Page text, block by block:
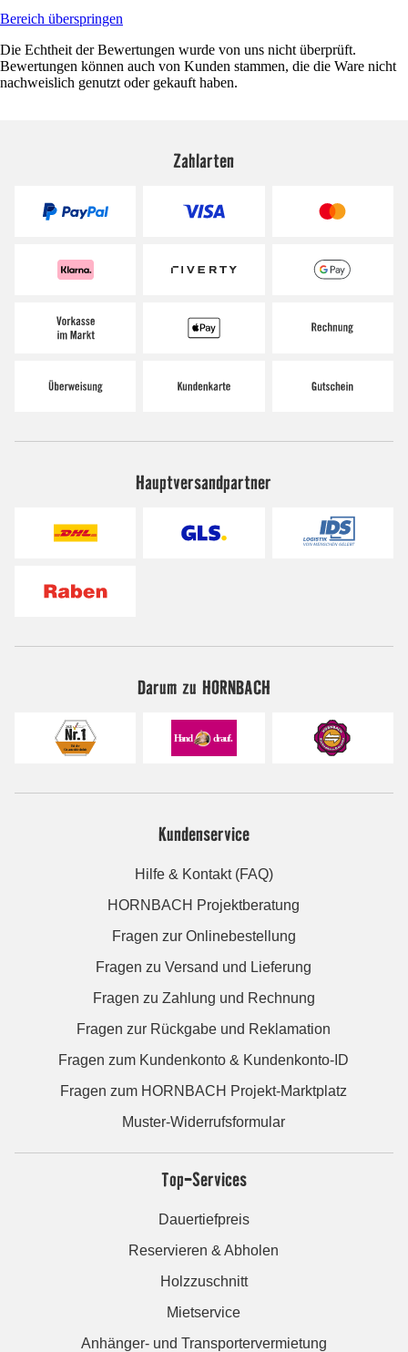
Bereich überspringen
Die Echtheit der Bewertungen wurde von uns nicht überprüft.
Bewertungen können auch von Kunden stammen, die die Ware nicht
nachweislich genutzt oder gekauft haben.
Zahlarten
Hauptversandpartner
Darum zu HORNBACH
Kundenservice
Hilfe & Kontakt (FAQ)
HORNBACH Projektberatung
Fragen zur Onlinebestellung
Fragen zu Versand und Lieferung
Fragen zu Zahlung und Rechnung
Fragen zur Rückgabe und Reklamation
Fragen zum Kundenkonto & Kundenkonto-ID
Fragen zum HORNBACH Projekt-Marktplatz
Muster-Widerrufsformular
Top-Services
Dauertiefpreis
Reservieren & Abholen
Holzzuschnitt
Mietservice
Anhänger- und Transportervermietung